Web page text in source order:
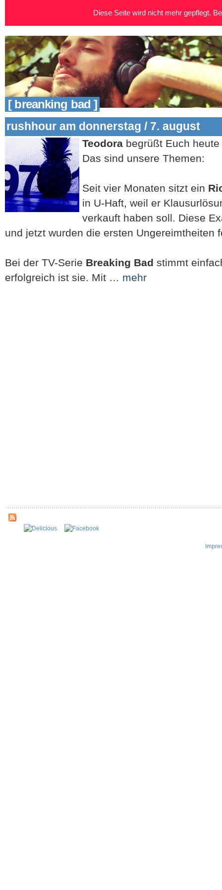
[ breanking bad ]
rushhour am donnerstag / 7. august
Teodora begrüßt Euch
Das sind unsere Themen:
Seit vier Monaten sitzt ein
in U-Haft, weil er
verkauft haben soll. Diese
und jetzt wurden die ersten Ungereimtheiten
Bei der TV-Serie Breaking Bad stimmt
erfolgreich ist sie. Mit … mehr
Diese Seite wird nicht mehr gepflegt.